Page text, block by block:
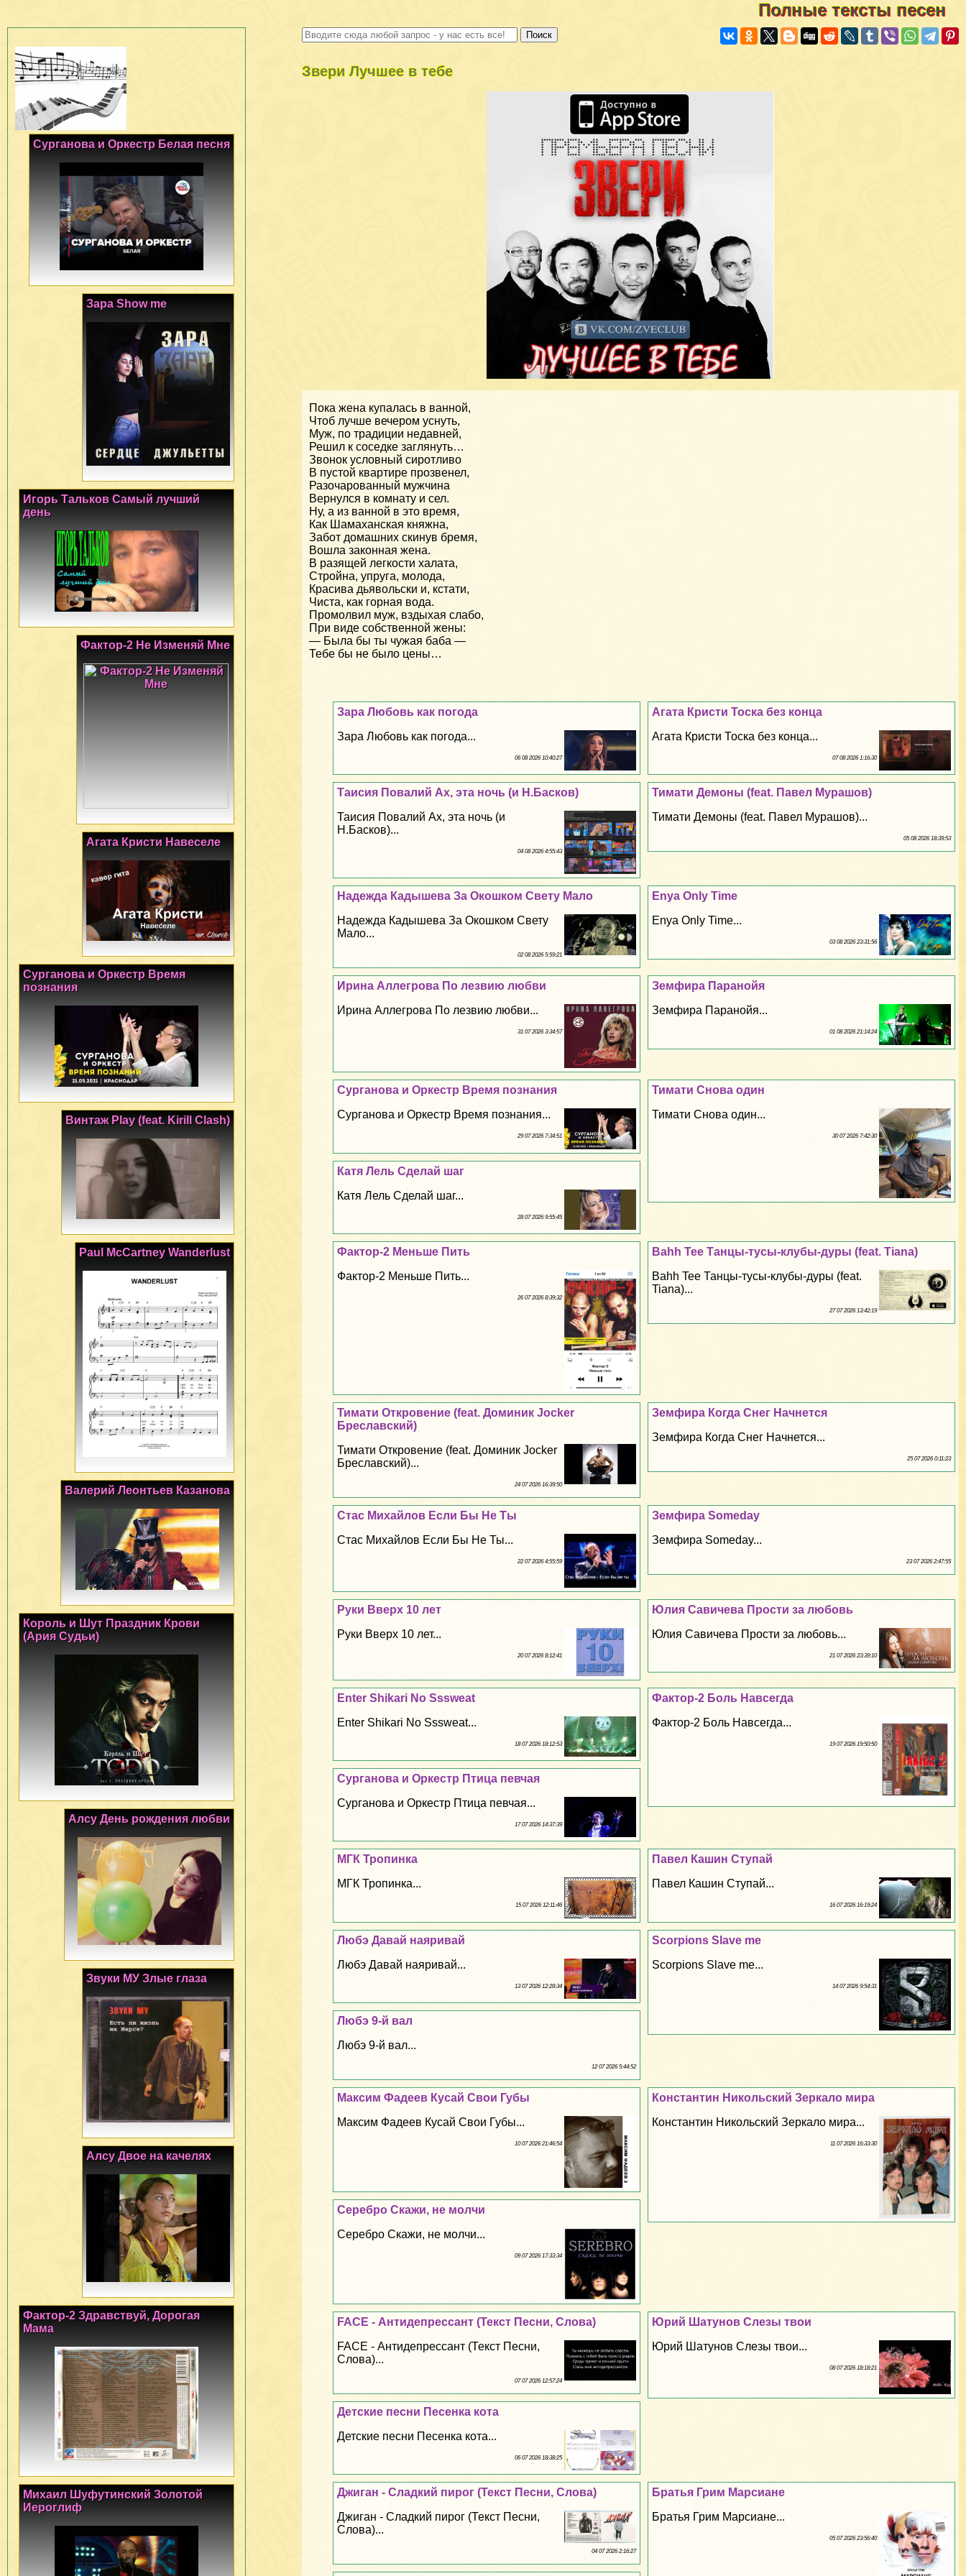
Полные тексты песен
Звери Лучшее в тебе
Пока жена купалась в ванной,
Чтоб лучше вечером уснуть,
Муж, по традиции недавней,
Решил к соседке заглянуть…
Звонок условный сиротливо
В пустой квартире прозвенел,
Разочарованный мужчина
Вернулся в комнату и сел.
Ну, а из ванной в это время,
Как Шамаханская княжна,
Забот домашних скинув бремя,
Вошла законная жена.
В разящей легкости халата,
Стройна, упруга, молода,
Красива дьявольски и, кстати,
Чиста, как горная вода.
Промолвил муж, вздыхая слабо,
При виде собственной жены:
— Была бы ты чужая баба —
Тебе бы не было цены…
Агата Кристи Тоска без конца
Агата Кристи Тоска без конца...
07 08 2026 1:16:30
Зара Любовь как погода
Зара Любовь как погода...
06 08 2026 10:40:27
Тимати Демоны (feat. Павел Мурашов)
Тимати Демоны (feat. Павел Мурашов)...
05 08 2026 18:39:53
Таисия Повалий Ах, эта ночь (и Н.Басков)
Таисия Повалий Ах, эта ночь (и
Н.Басков)...
04 08 2026 4:55:43
Enya Only Time
Enya Only Time...
03 08 2026 23:31:56
Надежда Кадышева За Окошком Свету Мало
Надежда Кадышева За Окошком Свету
Мало...
02 08 2026 5:59:21
Земфира Паранойя
Земфира Паранойя...
01 08 2026 21:14:24
Ирина Аллегрова По лезвию любви
Ирина Аллегрова По лезвию любви...
31 07 2026 3:34:57
Тимати Снова один
Тимати Снова один...
30 07 2026 7:42:30
Сурганова и Оркестр Время познания
Сурганова и Оркестр Время познания...
29 07 2026 7:34:51
Катя Лель Сделай шаг
Катя Лель Сделай шаг...
28 07 2026 9:55:45
Bahh Tee Танцы-тусы-клубы-дуры (feat. Tiana)
Bahh Tee Танцы-тусы-клубы-дуры (feat.
Tiana)...
27 07 2026 13:42:19
Фактор-2 Меньше Пить
Фактор-2 Меньше Пить...
26 07 2026 8:39:32
Земфира Когда Снег Начнется
Земфира Когда Снег Начнется...
25 07 2026 0:11:23
Тимати Откровение (feat. Доминик Jocker
Бреславский)
Тимати Откровение (feat. Доминик Jocker
Бреславский)...
24 07 2026 16:39:50
Земфира Someday
Земфира Someday...
23 07 2026 2:47:55
Стас Михайлов Если Бы Не Ты
Стас Михайлов Если Бы Не Ты...
22 07 2026 4:55:59
Юлия Савичева Прости за любовь
Юлия Савичева Прости за любовь...
21 07 2026 23:39:10
Руки Вверх 10 лет
Руки Вверх 10 лет...
20 07 2026 8:12:41
Фактор-2 Боль Навсегда
Фактор-2 Боль Навсегда...
19 07 2026 19:50:50
Enter Shikari No Sssweat
Enter Shikari No Sssweat...
18 07 2026 18:12:53
Сурганова и Оркестр Птица певчая
Сурганова и Оркестр Птица певчая...
17 07 2026 14:37:39
Павел Кашин Ступай
Павел Кашин Ступай...
16 07 2026 16:19:24
МГК Тропинка
МГК Тропинка...
15 07 2026 12:11:46
Scorpions Slave me
Scorpions Slave me...
14 07 2026 9:54:31
Любэ Давай наяривай
Любэ Давай наяривай...
13 07 2026 12:28:34
Любэ 9-й вал
Любэ 9-й вал...
12 07 2026 5:44:52
Константин Никольский Зеркало мира
Константин Никольский Зеркало мира...
11 07 2026 16:33:30
Максим Фадеев Кусай Свои Губы
Максим Фадеев Кусай Свои Губы...
10 07 2026 21:46:54
Серебро Скажи, не молчи
Серебро Скажи, не молчи...
09 07 2026 17:33:34
Юрий Шатунов Слезы твои
Юрий Шатунов Слезы твои...
08 07 2026 18:18:21
FACE - Антидепрессант (Текст Песни, Слова)
FACE - Антидепрессант (Текст Песни,
Слова)...
07 07 2026 12:57:24
Детские песни Песенка кота
Детские песни Песенка кота...
06 07 2026 18:38:25
Братья Грим Марсиане
Братья Грим Марсиане...
05 07 2026 23:56:40
Джиган - Сладкий пирог (Текст Песни, Слова)
Джиган - Сладкий пирог (Текст Песни,
Слова)...
04 07 2026 2:16:27
Сурганова и Оркестр Белая песня
Зара Show me
Игорь Тальков Самый лучший
день
Фактор-2 Не Изменяй Мне
Агата Кристи Навеселе
Сурганова и Оркестр Время
познания
Винтаж Play (feat. Kirill Clash)
Paul McCartney Wanderlust
Валерий Леонтьев Казанова
Король и Шут Праздник Крови
(Ария Судьи)
Алсу День рождения любви
Звуки МУ Злые глаза
Алсу Двое на качелях
Фактор-2 Здравствуй, Дорогая
Мама
Михаил Шуфутинский Золотой
Иероглиф